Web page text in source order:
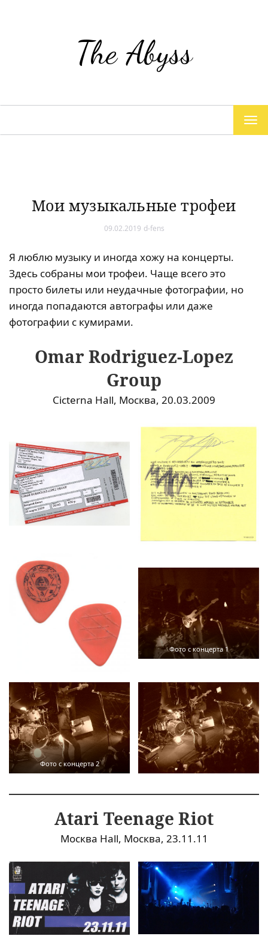
The Abyss
Мои музыкальные трофеи
09.02.2019 d-fens
Я люблю музыку и иногда хожу на концерты.
Здесь собраны мои трофеи. Чаще всего это
просто билеты или неудачные фотографии, но
иногда попадаются автографы или даже
фотографии с кумирами.
Omar Rodriguez-Lopez
Group
Cicterna Hall, Москва, 20.03.2009
Фото с концерта 1
Фото с концерта 2
Atari Teenage Riot
Москва Hall, Москва, 23.11.11